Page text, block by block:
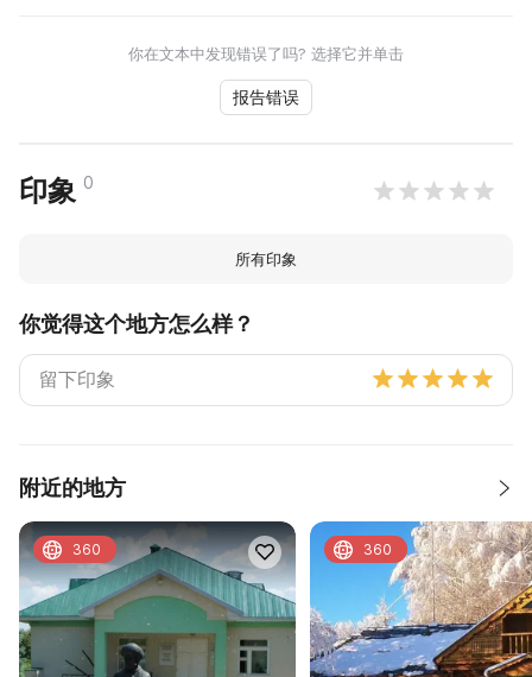
你在文本中发现错误了吗? 选择它并单击
报告错误
印象 0
所有印象
你觉得这个地方怎么样？
附近的地方
360 360